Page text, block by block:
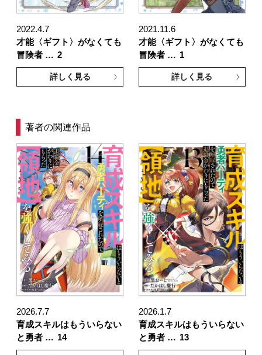
2022.4.7
才能〈ギフト〉がなくても
冒険者 … 2
詳しく見る
2021.11.6
才能〈ギフト〉がなくても
冒険者 … 1
詳しく見る
著者の関連作品
2026.7.7
育成スキルはもういらない
と勇者 … 14
2026.1.7
育成スキルはもういらない
と勇者 … 13